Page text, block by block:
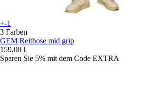
+-1
3 Farben
GEM Reithose mid grip
159,00 €
Sparen Sie 5% mit dem Code EXTRA